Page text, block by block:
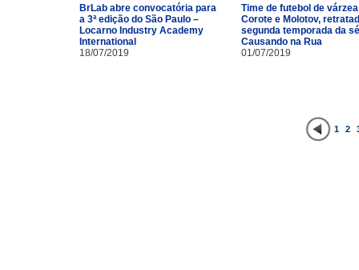
BrLab abre convocatória para
a 3ª edição do São Paulo –
Locarno Industry Academy
International
18/07/2019
Time de futebol de
Corote e Molotov,
segunda temporada da
Causando na Rua
01/07/2019
1 2